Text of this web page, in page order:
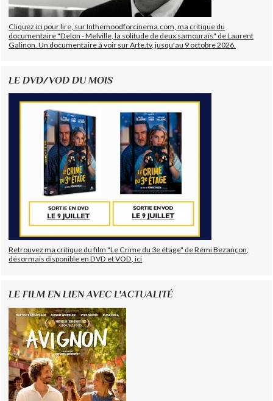
Cliquez ici pour lire, sur Inthemoodforcinema.com, ma critique du
documentaire "Delon - Melville, la solitude de deux samouraïs" de Laurent
Galinon. Un documentaire à voir sur Arte.tv, jusqu'au 9 octobre 2026.
LE DVD/VOD DU MOIS
Retrouvez ma critique du film "Le Crime du 3e étage" de Rémi Bezançon,
désormais disponible en DVD et VOD, ici
LE FILM EN LIEN AVEC L'ACTUALITÉ